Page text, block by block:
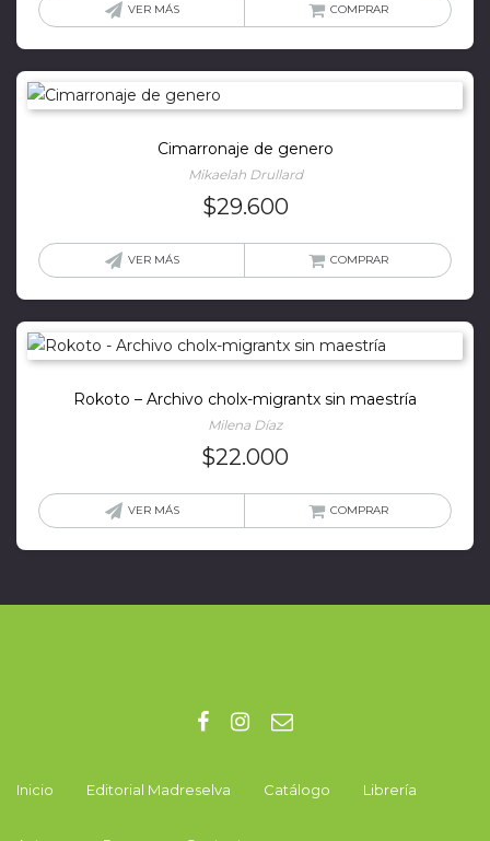
VER MÁS COMPRAR
Cimarronaje de genero
Mikaelah Drullard
$29.600
VER MÁS COMPRAR
Rokoto – Archivo cholx-migrantx sin maestría
Milena Díaz
$22.000
VER MÁS COMPRAR
Inicio Editorial Madreselva Catálogo Librería